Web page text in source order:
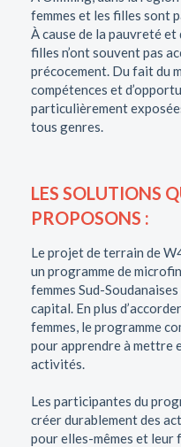
femmes et les filles sont
À cause de la pauvreté
filles n’ont souvent pas
précocement. Du fait du
compétences et
particulièrement
tous genres.
LES SOLUTIONS
PROPOSONS :
Le projet de terrain de
un programme de
femmes Sud-
capital. En plus
femmes, le programme
pour apprendre à mettre
activités.
Les participantes du
créer durablement des
pour elles-mêmes et leur